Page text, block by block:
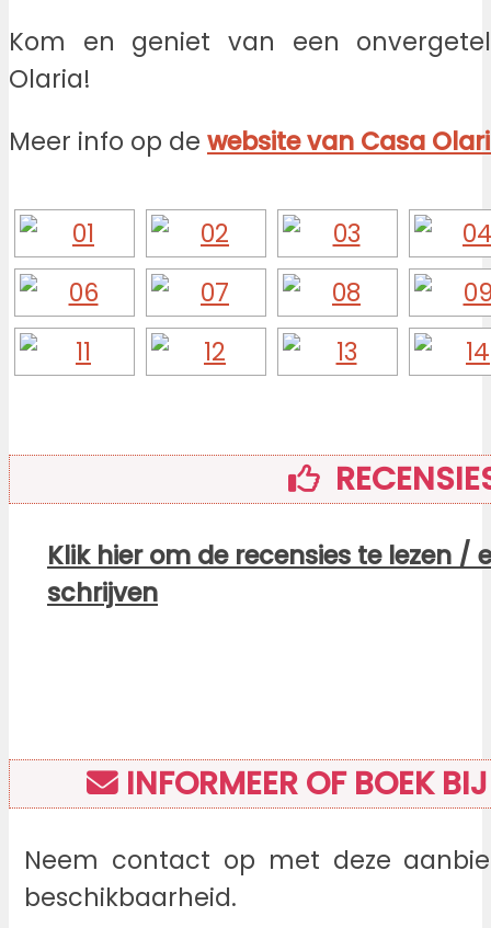
Kom en geniet van een
Olaria!
Meer info op de website van Casa
Klik hier om de recensies te lezen /
schrijven
INFORMEER OF BOEK
Neem contact op met deze
beschikbaarheid.